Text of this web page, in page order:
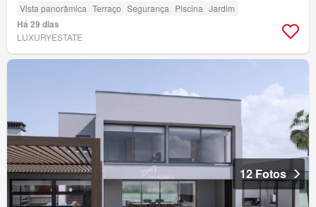
Vista panorâmica Terraço Segurança Piscina Jardim
Há 29 dias
LUXURYESTATE
12 Fotos